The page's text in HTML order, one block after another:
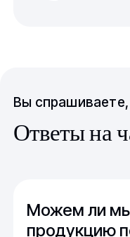
Вы
Ответы на
Можем ли мы
продукцию